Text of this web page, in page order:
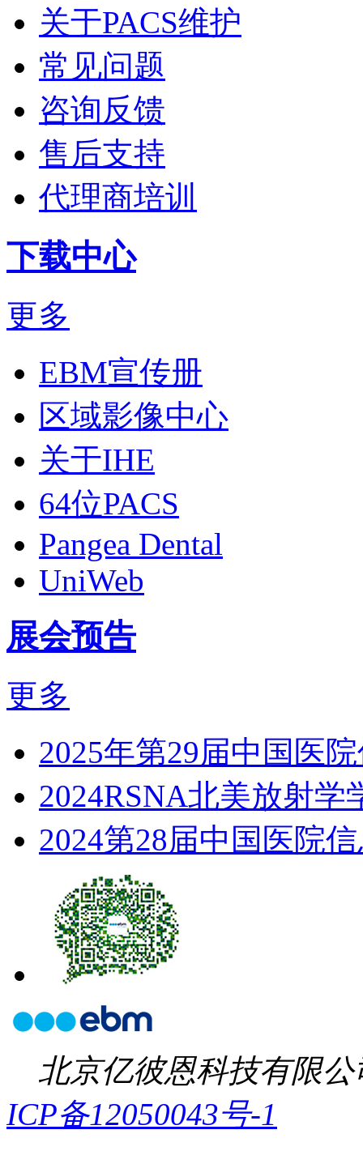
关于PACS维护
常见问题
咨询反馈
售后支持
代理商培训
下载中心
更多
EBM宣传册
区域影像中心
关于IHE
64位PACS
Pangea Dental
UniWeb
展会预告
更多
2025年第29届中国医
2024RSNA北美放射学
2024第28届中国医院
北京亿彼恩科技有限
ICP备12050043号-1